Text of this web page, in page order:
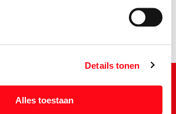
Details tonen
Alles toestaan